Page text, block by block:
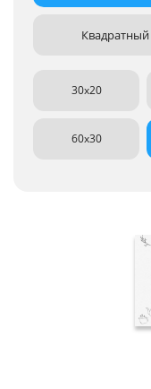
Квадратный
30x20
60x30